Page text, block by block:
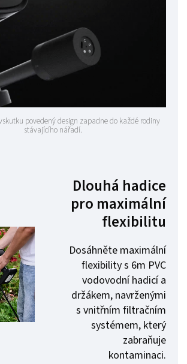
povedený design zapadne do každé rodiny
stávajícího nářadí.
Dlouhá hadice
pro maximální
flexibilitu
Dosáhněte maximální
flexibility s 6m PVC
vodovodní hadicí a
držákem, navrženými
s vnitřním filtračním
systémem, který
zabraňuje
kontaminaci.